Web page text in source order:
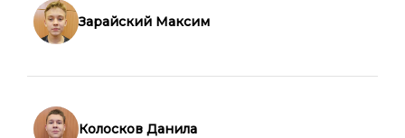
Зарайский Максим
Колосков Данила